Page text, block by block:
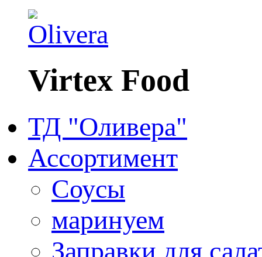
Virtex Food
ТД "Оливера"
Ассортимент
Соусы
маринуем
Заправки для